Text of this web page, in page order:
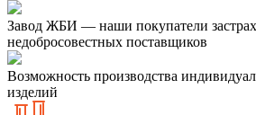
Завод ЖБИ — наши покупатели
недобросовестных поставщиков
Возможность производства
изделий